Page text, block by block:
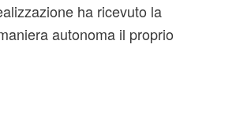
ha ricevuto la
autonoma il proprio